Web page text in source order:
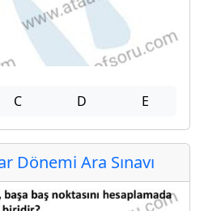
C D E
Dönemi Ara Sınavı